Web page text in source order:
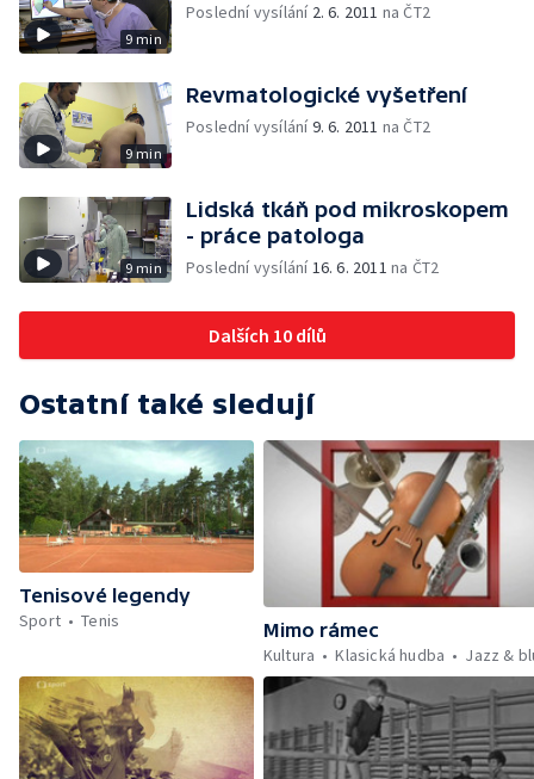
9 min
Poslední vysílání 2. 6. 2011 na ČT2
9 min
Revmatologické vyšetření
Poslední vysílání9. 6. 2011 na ČT2
9 min
Lidská tkáň pod mikroskopem
- práce patologa
Poslední vysílání16. 6. 2011 na ČT2
Dalších 10 dílů
Ostatní také sledují
Tenisové legendy
Sport
Tenis
Mimo rámec
Kultura
Klasická hudba Jazz &